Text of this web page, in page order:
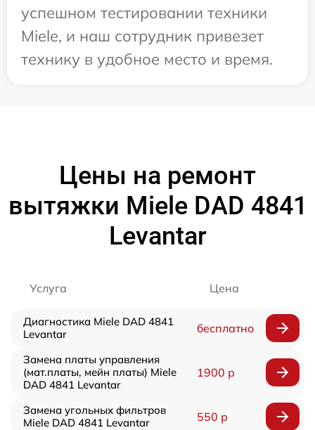
успешном тестировании техники
Miele, и наш сотрудник привезет
технику в удобное место и время.
Цены на ремонт
вытяжки Miele DAD 4841
Levantar
Услуга Цена
Диагностика Miele DAD 4841
Levantar
бесплатно
Замена платы управления
(мат.платы, мейн платы) Miele
DAD 4841 Levantar
1900 р
Замена угольных фильтров
Miele DAD 4841 Levantar
550 р